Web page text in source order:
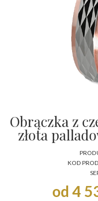
Obrączka z
złota
KOD
od 4